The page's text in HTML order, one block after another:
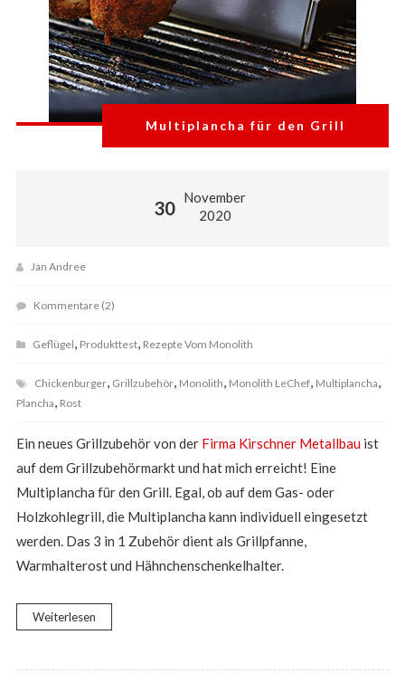
Multiplancha für den Grill
30 November
2020
Jan Andree
Kommentare (2)
Geflügel, Produkttest, Rezepte Vom Monolith
Chickenburger, Grillzubehör, Monolith, Monolith LeChef, Multiplancha,
Plancha, Rost
Ein neues Grillzubehör von der Firma Kirschner Metallbauist
auf dem Grillzubehörmarkt und hat mich erreicht! Eine
Multiplancha für den Grill. Egal, ob auf dem Gas- oder
Holzkohlegrill, die Multiplancha kann individuell eingesetzt
werden. Das 3 in 1 Zubehör dient als Grillpfanne,
Warmhalterost und Hähnchenschenkelhalter.
Weiterlesen